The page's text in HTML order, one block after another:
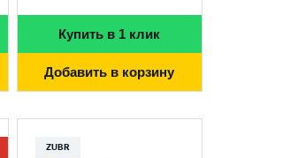
Купить в 1 клик
Добавить в корзину
ZUBR